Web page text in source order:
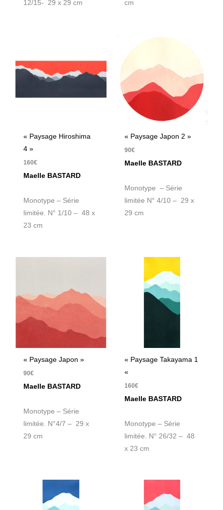
12/15- 29 x 29 cm cm
« Paysage Hiroshima
4 »
160€
Maelle BASTARD
Monotype – Série
limitée. N° 1/10 – 48 x
23 cm
« Paysage Japon 2 »
90€
Maelle BASTARD
Monotype – Série
limitée N° 4/10 – 29 x
29 cm
« Paysage Japon »
90€
Maelle BASTARD
Monotype – Série
limitée. N°4/7 – 29 x
29 cm
« Paysage Takayama 1
«
160€
Maelle BASTARD
Monotype – Série
limitée. N° 26/32 – 48
x 23 cm